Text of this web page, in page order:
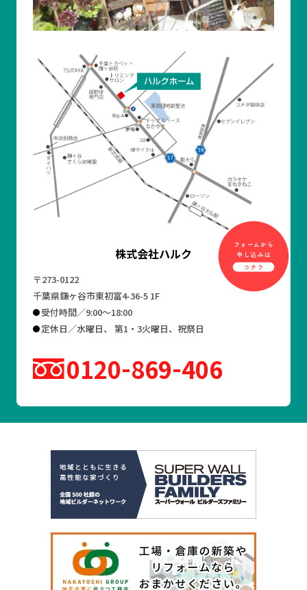
株式会社ハルク
〒273-0122
千葉県鎌ヶ谷市東初富4-36-5 1F
受付時間／9:00～18:00
定休日／水曜日、 第1・3火曜日、祝祭日
0120 869 406